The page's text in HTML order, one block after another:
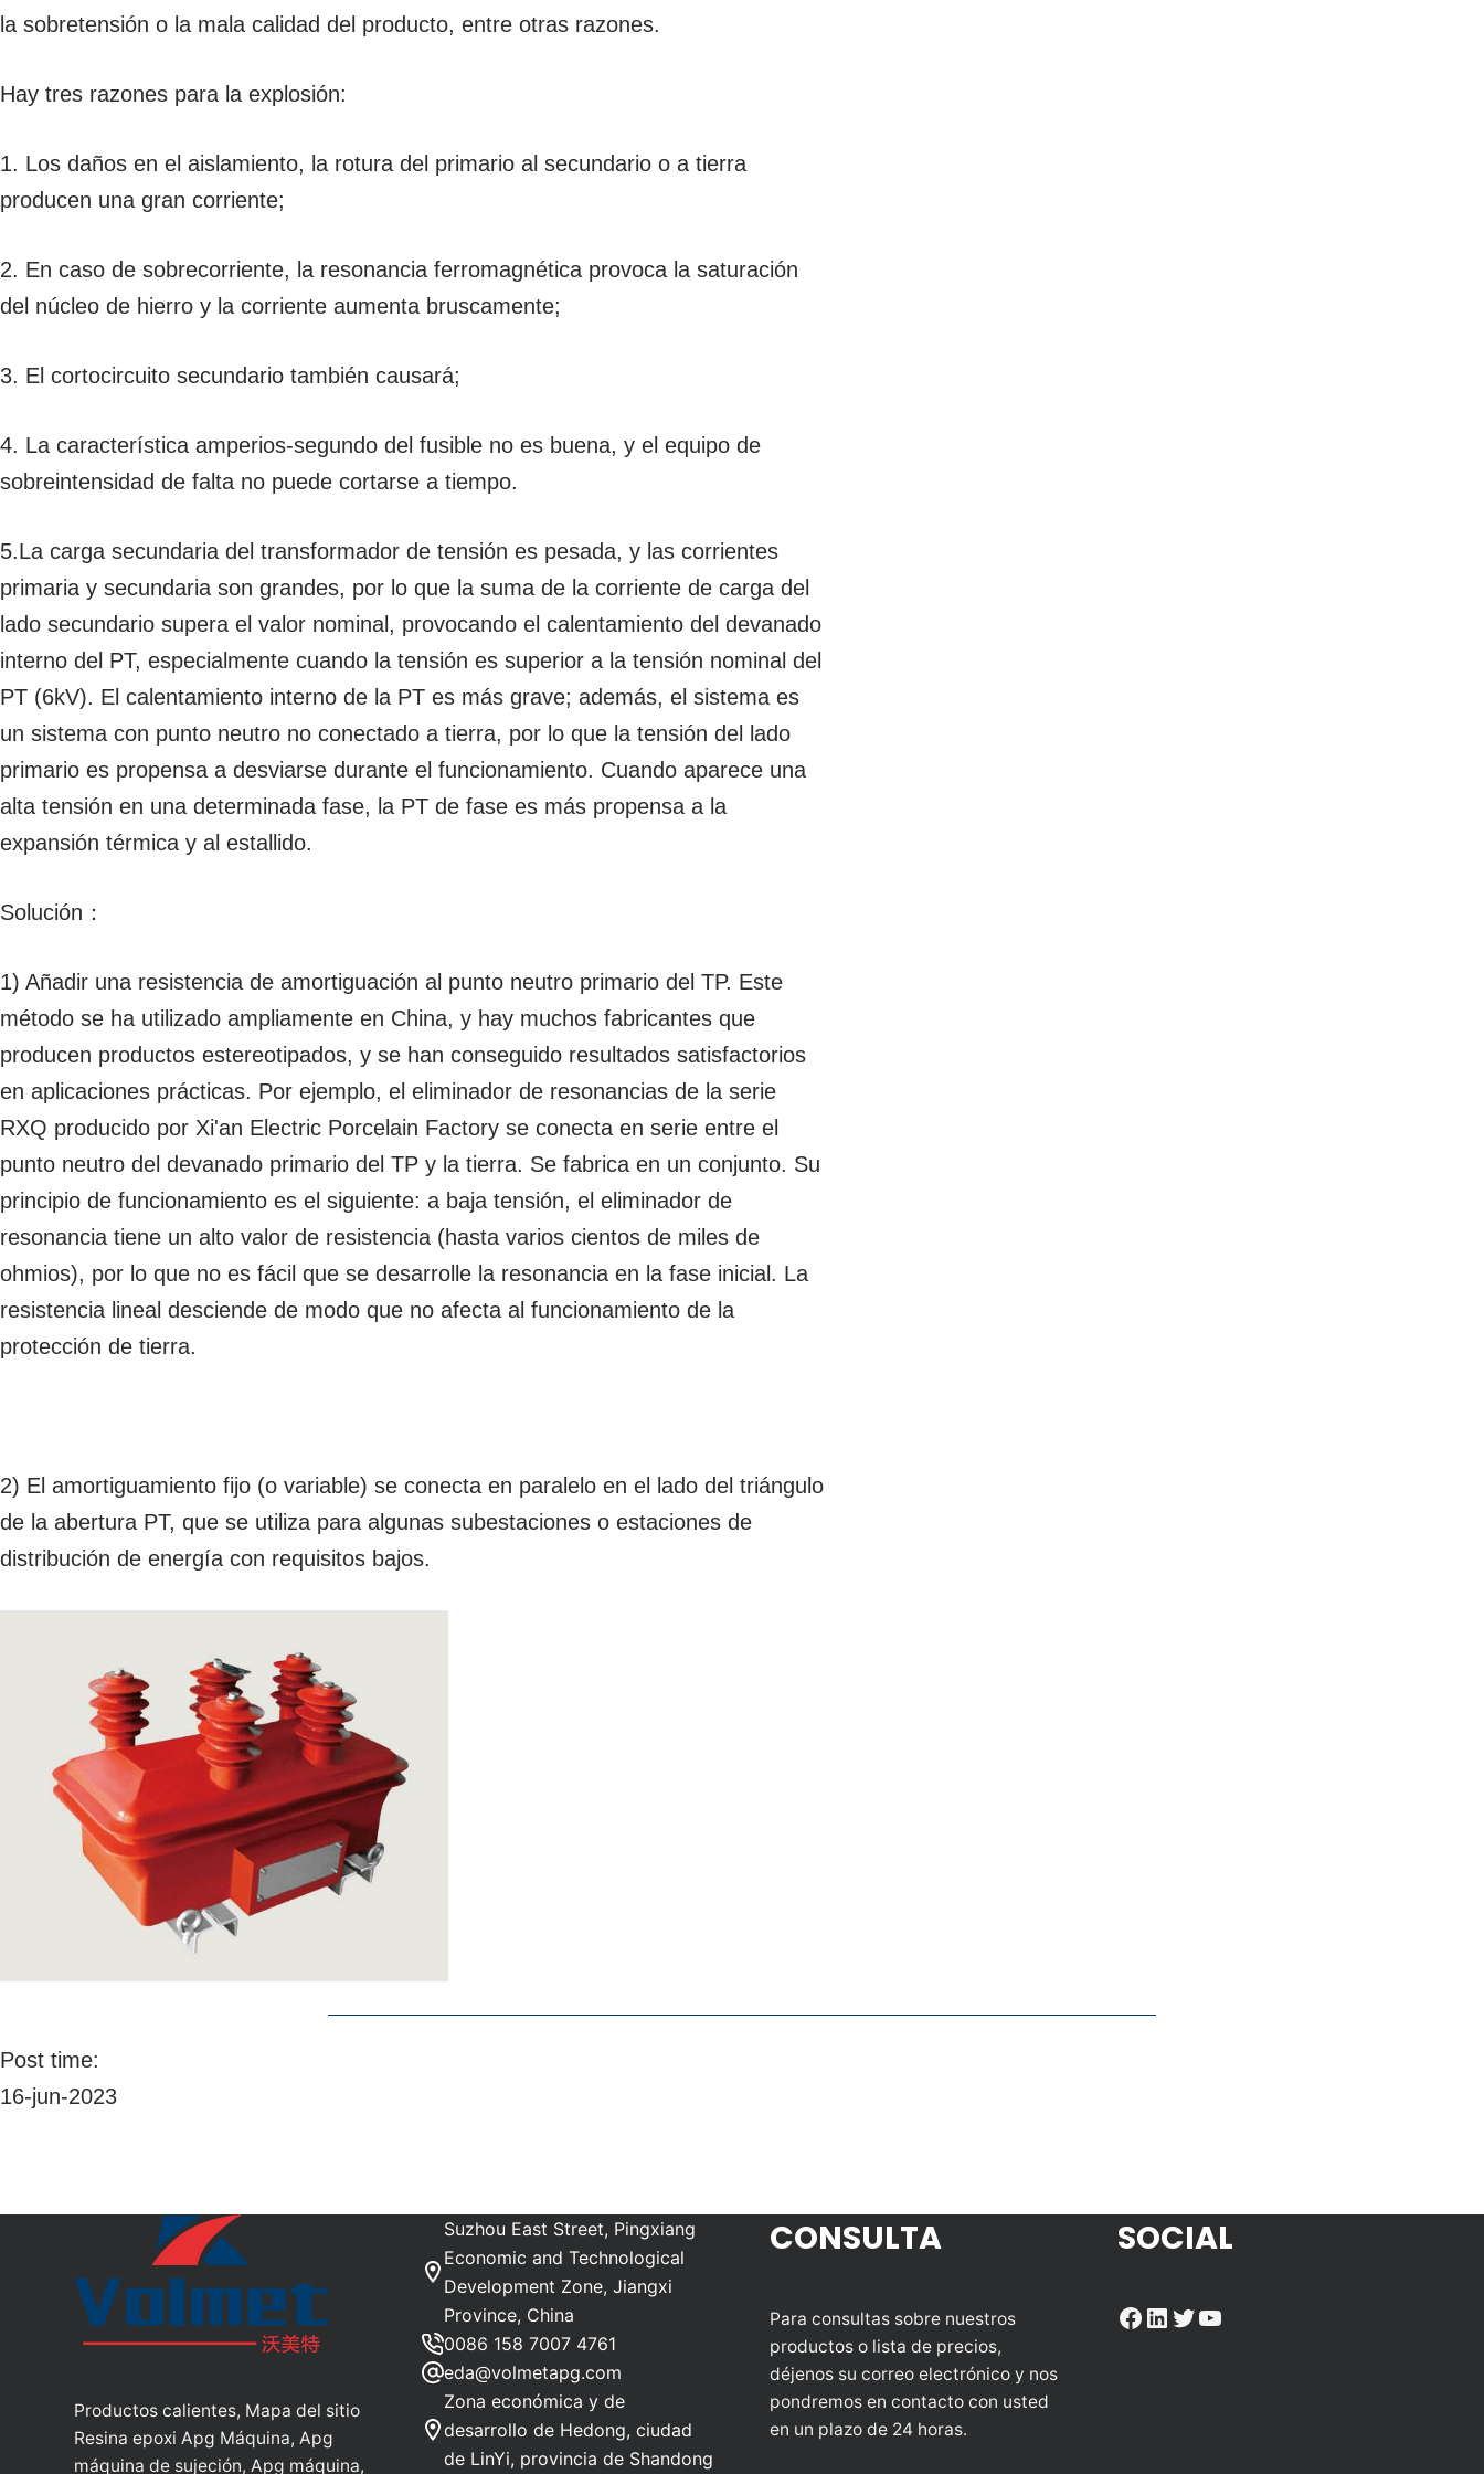
la sobretensión o la mala calidad del producto, entre otras razones.
Hay tres razones para la explosión:
1. Los daños en el aislamiento, la rotura del primario al secundario o a tierra
producen una gran corriente;
2. En caso de sobrecorriente, la resonancia ferromagnética provoca la saturación
del núcleo de hierro y la corriente aumenta bruscamente;
3. El cortocircuito secundario también causará;
4. La característica amperios-segundo del fusible no es buena, y el equipo de
sobreintensidad de falta no puede cortarse a tiempo.
5.La carga secundaria del transformador de tensión es pesada, y las corrientes
primaria y secundaria son grandes, por lo que la suma de la corriente de carga del
lado secundario supera el valor nominal, provocando el calentamiento del devanado
interno del PT, especialmente cuando la tensión es superior a la tensión nominal del
PT (6kV). El calentamiento interno de la PT es más grave; además, el sistema es
un sistema con punto neutro no conectado a tierra, por lo que la tensión del lado
primario es propensa a desviarse durante el funcionamiento. Cuando aparece una
alta tensión en una determinada fase, la PT de fase es más propensa a la
expansión térmica y al estallido.
Solución ：
1) Añadir una resistencia de amortiguación al punto neutro primario del TP. Este
método se ha utilizado ampliamente en China, y hay muchos fabricantes que
producen productos estereotipados, y se han conseguido resultados satisfactorios
en aplicaciones prácticas. Por ejemplo, el eliminador de resonancias de la serie
RXQ producido por Xi'an Electric Porcelain Factory se conecta en serie entre el
punto neutro del devanado primario del TP y la tierra. Se fabrica en un conjunto. Su
principio de funcionamiento es el siguiente: a baja tensión, el eliminador de
resonancia tiene un alto valor de resistencia (hasta varios cientos de miles de
ohmios), por lo que no es fácil que se desarrolle la resonancia en la fase inicial. La
resistencia lineal desciende de modo que no afecta al funcionamiento de la
protección de tierra.
2) El amortiguamiento fijo (o variable) se conecta en paralelo en el lado del triángulo
de la abertura PT, que se utiliza para algunas subestaciones o estaciones de
distribución de energía con requisitos bajos.
Post time:
16-jun-2023
Productos calientes, Mapa del sitio
Resina epoxi Apg Máquina, Apg
máquina de sujeción, Apg máquina,
Suzhou East Street, Pingxiang
Economic and Technological
Development Zone, Jiangxi
Province, China
0086 158 7007 4761
eda@volmetapg.com
Zona económica y de
desarrollo de Hedong, ciudad
de LinYi, provincia de Shandong
CONSULTA
Para consultas sobre nuestros
productos o lista de precios,
déjenos su correo electrónico y nos
pondremos en contacto con usted
en un plazo de 24 horas.
SOCIAL
Facebook
LinkedIn
Twitter
YouTube